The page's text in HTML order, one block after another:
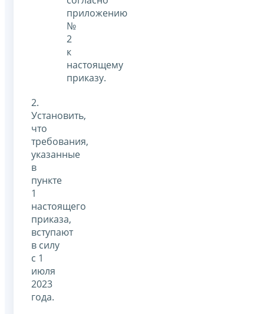
приложению
№
2
к
настоящему
приказу.
2.
Установить,
что
требования,
указанные
в
пункте
1
настоящего
приказа,
вступают
в силу
с 1
июля
2023
года.